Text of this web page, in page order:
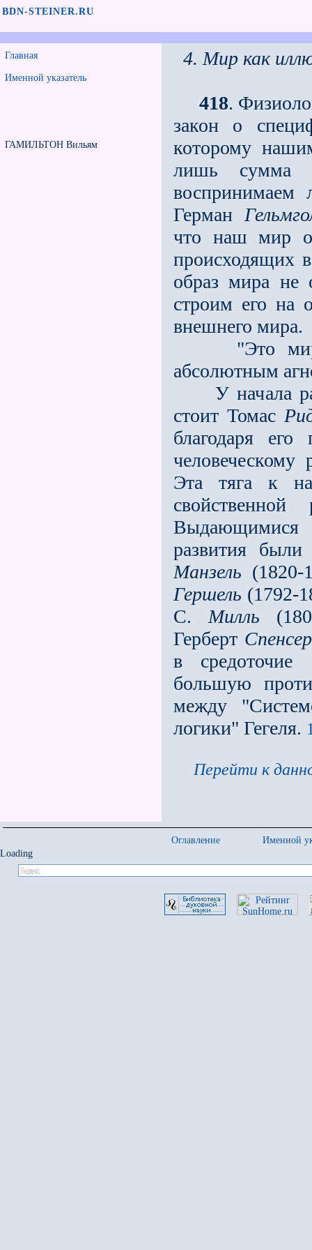
BDN-STEINER.RU
Главная
Именной указатель
ГАМИЛЬТОН Вильям
4. Мир как
418.
закон о
которому
лишь сумма
воспринимаем
Герман
что наш мир
происходящих
образ мира не
строим его на
внешнего мира.
"Это
абсолютным
У начала
стоит Томас
благодаря
Эта тяга к
Выдающимися
развития
Манзель
Гершель (1792-
С. Милль
Герберт Спенсер
в средоточие
большую
между
логики" Гегеля.
Перейти к
Оглавление
Именной
Loading